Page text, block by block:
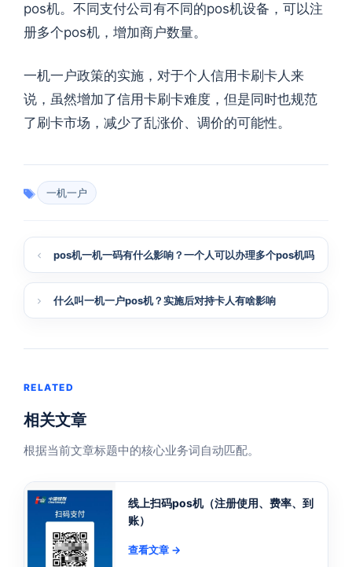
pos机。不同支付公司有不同的pos机设备，可以注
册多个pos机，增加商户数量。
一机一户政策的实施，对于个人信用卡刷卡人来
说，虽然增加了信用卡刷卡难度，但是同时也规范
了刷卡市场，减少了乱涨价、调价的可能性。
一机一户
pos机一机一码有什么影响？一个人可以办理多个pos机吗
什么叫一机一户pos机？实施后对持卡人有啥影响
RELATED
相关文章
根据当前文章标题中的核心业务词自动匹配。
线上扫码pos机（注册使用、费率、到
账）
查看文章 →